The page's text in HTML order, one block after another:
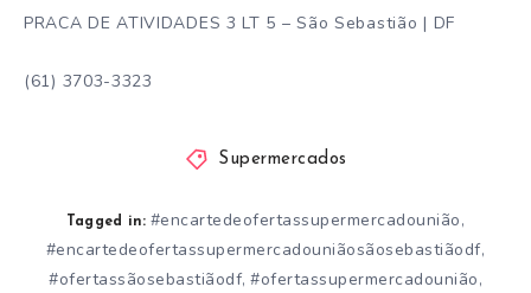
PRACA DE ATIVIDADES 3 LT 5 – São Sebastião | DF
(61) 3703-3323
Supermercados
Tagged in: #encartedeofertassupermercadounião,
#encartedeofertassupermercadouniãosãosebastiãodf,
#ofertassãosebastiãodf, #ofertassupermercadounião,